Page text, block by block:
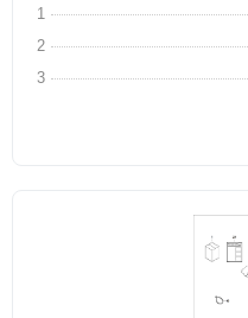
1
2
3